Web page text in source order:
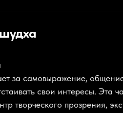
за самовыражение,
свои интересы. Эта
творческого прозрения,